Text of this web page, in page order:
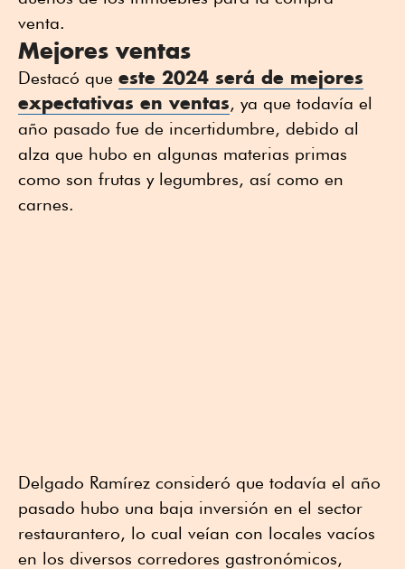
venta.
Mejores ventas
Destacó que este 2024 será de mejores
expectativas en ventas, ya que todavía el
año pasado fue de incertidumbre, debido al
alza que hubo en algunas materias primas
como son frutas y legumbres, así como en
carnes.
Delgado Ramírez consideró que todavía el año
pasado hubo una baja inversión en el sector
restaurantero, lo cual veían con locales vacíos
en los diversos corredores gastronómicos,